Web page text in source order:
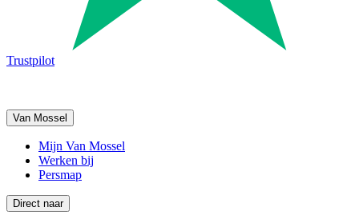
Trustpilot
Van Mossel
Mijn Van Mossel
Werken bij
Persmap
Direct naar